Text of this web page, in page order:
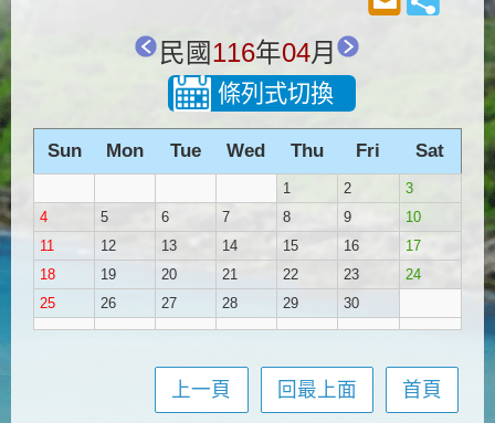
民國116年04月
條列式切換
Sun Mon Tue Wed Thu Fri Sat
1 2
3
4
5 6 7 8 9
10
11
12 13 14 15 16
17
18
19 20 21 22 23
24
25
26 27 28 29 30
上一頁 回最上面 首頁